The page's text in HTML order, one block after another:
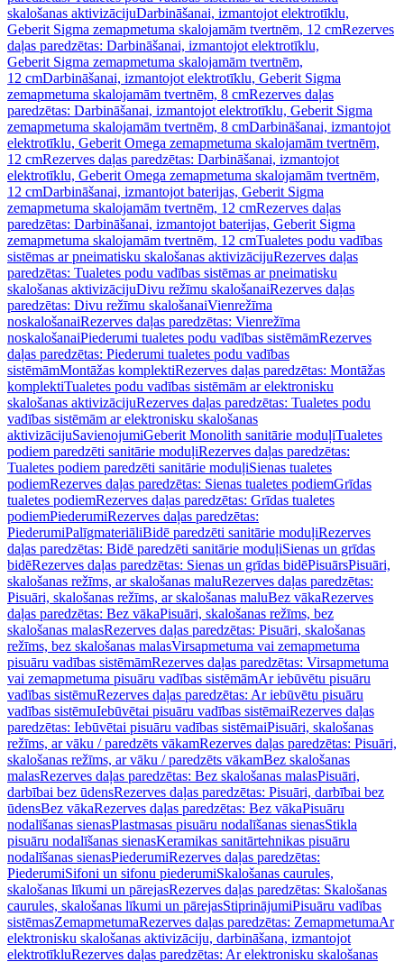
skalošanas aktivizācijuDarbināšanai, izmantojot elektrotīklu,
Geberit Sigma zemapmetuma skalojamām tvertnēm, 12 cmRezerves
daļas paredzētas: Darbināšanai, izmantojot elektrotīklu,
Geberit Sigma zemapmetuma skalojamām tvertnēm,
12 cmDarbināšanai, izmantojot elektrotīklu, Geberit Sigma
zemapmetuma skalojamām tvertnēm, 8 cmRezerves daļas
paredzētas: Darbināšanai, izmantojot elektrotīklu, Geberit Sigma
zemapmetuma skalojamām tvertnēm, 8 cmDarbināšanai, izmantojot
elektrotīklu, Geberit Omega zemapmetuma skalojamām tvertnēm,
12 cmRezerves daļas paredzētas: Darbināšanai, izmantojot
elektrotīklu, Geberit Omega zemapmetuma skalojamām tvertnēm,
12 cmDarbināšanai, izmantojot baterijas, Geberit Sigma
zemapmetuma skalojamām tvertnēm, 12 cmRezerves daļas
paredzētas: Darbināšanai, izmantojot baterijas, Geberit Sigma
zemapmetuma skalojamām tvertnēm, 12 cmTualetes podu vadības
sistēmas ar pneimatisku skalošanas aktivizācijuRezerves daļas
paredzētas: Tualetes podu vadības sistēmas ar pneimatisku
skalošanas aktivizācijuDivu režīmu skalošanaiRezerves daļas
paredzētas: Divu režīmu skalošanaiVienrežīma
noskalošanaiRezerves daļas paredzētas: Vienrežīma
noskalošanaiPiederumi tualetes podu vadības sistēmāmRezerves
daļas paredzētas: Piederumi tualetes podu vadības
sistēmāmMontāžas komplektiRezerves daļas paredzētas: Montāžas
komplektiTualetes podu vadības sistēmām ar elektronisku
skalošanas aktivizācijuRezerves daļas paredzētas: Tualetes podu
vadības sistēmām ar elektronisku skalošanas
aktivizācijuSavienojumiGeberit Monolith sanitārie moduļiTualetes
podiem paredzēti sanitārie moduļiRezerves daļas paredzētas:
Tualetes podiem paredzēti sanitārie moduļiSienas tualetes
podiemRezerves daļas paredzētas: Sienas tualetes podiemGrīdas
tualetes podiemRezerves daļas paredzētas: Grīdas tualetes
podiemPiederumiRezerves daļas paredzētas:
PiederumiPalīgmateriāliBidē paredzēti sanitārie moduļiRezerves
daļas paredzētas: Bidē paredzēti sanitārie moduļiSienas un grīdas
bidēRezerves daļas paredzētas: Sienas un grīdas bidēPisuārsPisuāri,
skalošanas režīms, ar skalošanas maluRezerves daļas paredzētas:
Pisuāri, skalošanas režīms, ar skalošanas maluBez vākaRezerves
daļas paredzētas: Bez vākaPisuāri, skalošanas režīms, bez
skalošanas malasRezerves daļas paredzētas: Pisuāri, skalošanas
režīms, bez skalošanas malasVirsapmetuma vai zemapmetuma
pisuāru vadības sistēmāmRezerves daļas paredzētas: Virsapmetuma
vai zemapmetuma pisuāru vadības sistēmāmAr iebūvētu pisuāru
vadības sistēmuRezerves daļas paredzētas: Ar iebūvētu pisuāru
vadības sistēmuIebūvētai pisuāru vadības sistēmaiRezerves daļas
paredzētas: Iebūvētai pisuāru vadības sistēmaiPisuāri, skalošanas
režīms, ar vāku / paredzēts vākamRezerves daļas paredzētas: Pisuāri,
skalošanas režīms, ar vāku / paredzēts vākamBez skalošanas
malasRezerves daļas paredzētas: Bez skalošanas malasPisuāri,
darbībai bez ūdensRezerves daļas paredzētas: Pisuāri, darbībai bez
ūdensBez vākaRezerves daļas paredzētas: Bez vākaPisuāru
nodalīšanas sienasPlastmasas pisuāru nodalīšanas sienasStikla
pisuāru nodalīšanas sienasKeramikas sanitārtehnikas pisuāru
nodalīšanas sienasPiederumiRezerves daļas paredzētas:
PiederumiSifoni un sifonu piederumiSkalošanas caurules,
skalošanas līkumi un pārejasRezerves daļas paredzētas: Skalošanas
caurules, skalošanas līkumi un pārejasStiprinājumiPisuāru vadības
sistēmasZemapmetumaRezerves daļas paredzētas: ZemapmetumaAr
elektronisku skalošanas aktivizāciju, darbināšana, izmantojot
elektrotīkluRezerves daļas paredzētas: Ar elektronisku skalošanas